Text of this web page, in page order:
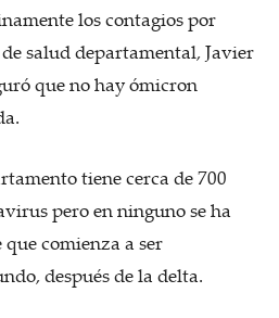
los contagios por
salud departamental, Javier
que no hay ómicron
tiene cerca de 700
pero en ninguno se ha
comienza a ser
después de la delta.